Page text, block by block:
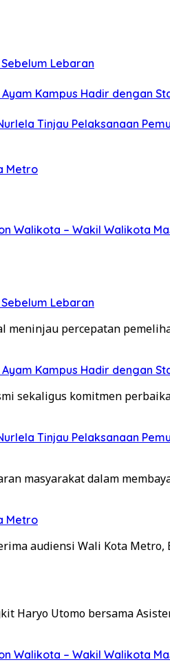
Lebaran
Kampus Hadir dengan
Tinjau Pelaksanaan
Metro
Walikota – Wakil Walikota
Lebaran
meninjau percepatan
Kampus Hadir dengan
sekaligus komitmen
Tinjau Pelaksanaan
masyarakat dalam
Metro
audiensi Wali Kota Metro,
Haryo Utomo bersama
Walikota – Wakil Walikota